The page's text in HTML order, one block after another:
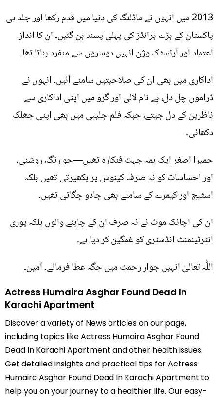
2013 میں انہوں نے ماڈلنگ کی دنیا میں قدم رکھا اور جلد ہی
پاکستان کے بڑے برانڈز کی پہلی پسند بن گئیں۔ ان کا انداز،
اعتماد اور آرٹسٹک وژن انہیں دوسروں سے منفرد بناتا تھا۔
اداکاری میں بھی ان کی صلاحیتیں سامنے آئیں۔ انہوں نے
ڈراموں چل دل، بے نام لالی اور گرو میں اپنی اداکاری سے
ناظرین کے دل جیتے، جبکہ فلم جلیبی میں بھی اپنی جھلک
دکھائی۔
حمیرا اصغر ایک ہمہ جہت فنکارہ تھیں—جو رنگ، روشنی،
اور احساسات کو نہ صرف کینوس پر بکھیرتی تھیں بلکہ
اسٹیج اور کیمرے کے سامنے بھی جادو جگاتی تھیں۔
ان کی اچانک موت نے نہ صرف ان کے چاہنے والوں بلکہ پوری
انٹرٹینمنٹ انڈسٹری کو غمگین کر دیا ہے۔
اللّٰہ تعالیٰ انہیں جوارِ رحمت میں جگہ عطا فرمائے۔ آمین۔
Actress Humaira Asghar Found Dead In
Karachi Apartment
Discover a variety of News articles on our page,
including topics like Actress Humaira Asghar Found
Dead In Karachi Apartment and other health issues.
Get detailed insights and practical tips for Actress
Humaira Asghar Found Dead In Karachi Apartment to
help you on your journey to a healthier life. Our easy-